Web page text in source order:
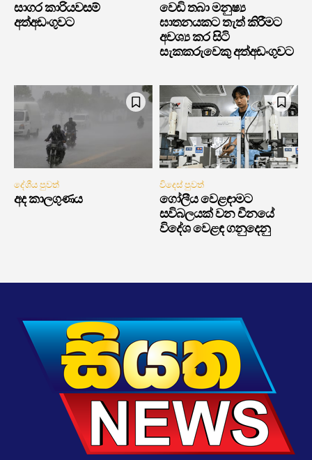
සාගර කාරියවසම්
අත්අඩංගුවට
වෙඩි තබා මනුෂ්‍ය
ඝාතනයකට තැත් කිරීමට
අවශ්‍ය කර සිටි
සැකකරුවෙකු අත්අඩංගුවට
දේශීය පුවත්
අද කාලගුණය
විදෙස් පුවත්
ගෝලීය වෙළඳාමට
සවිබලයක් වන චීනයේ
විදේශ වෙළඳ ගනුදෙනු